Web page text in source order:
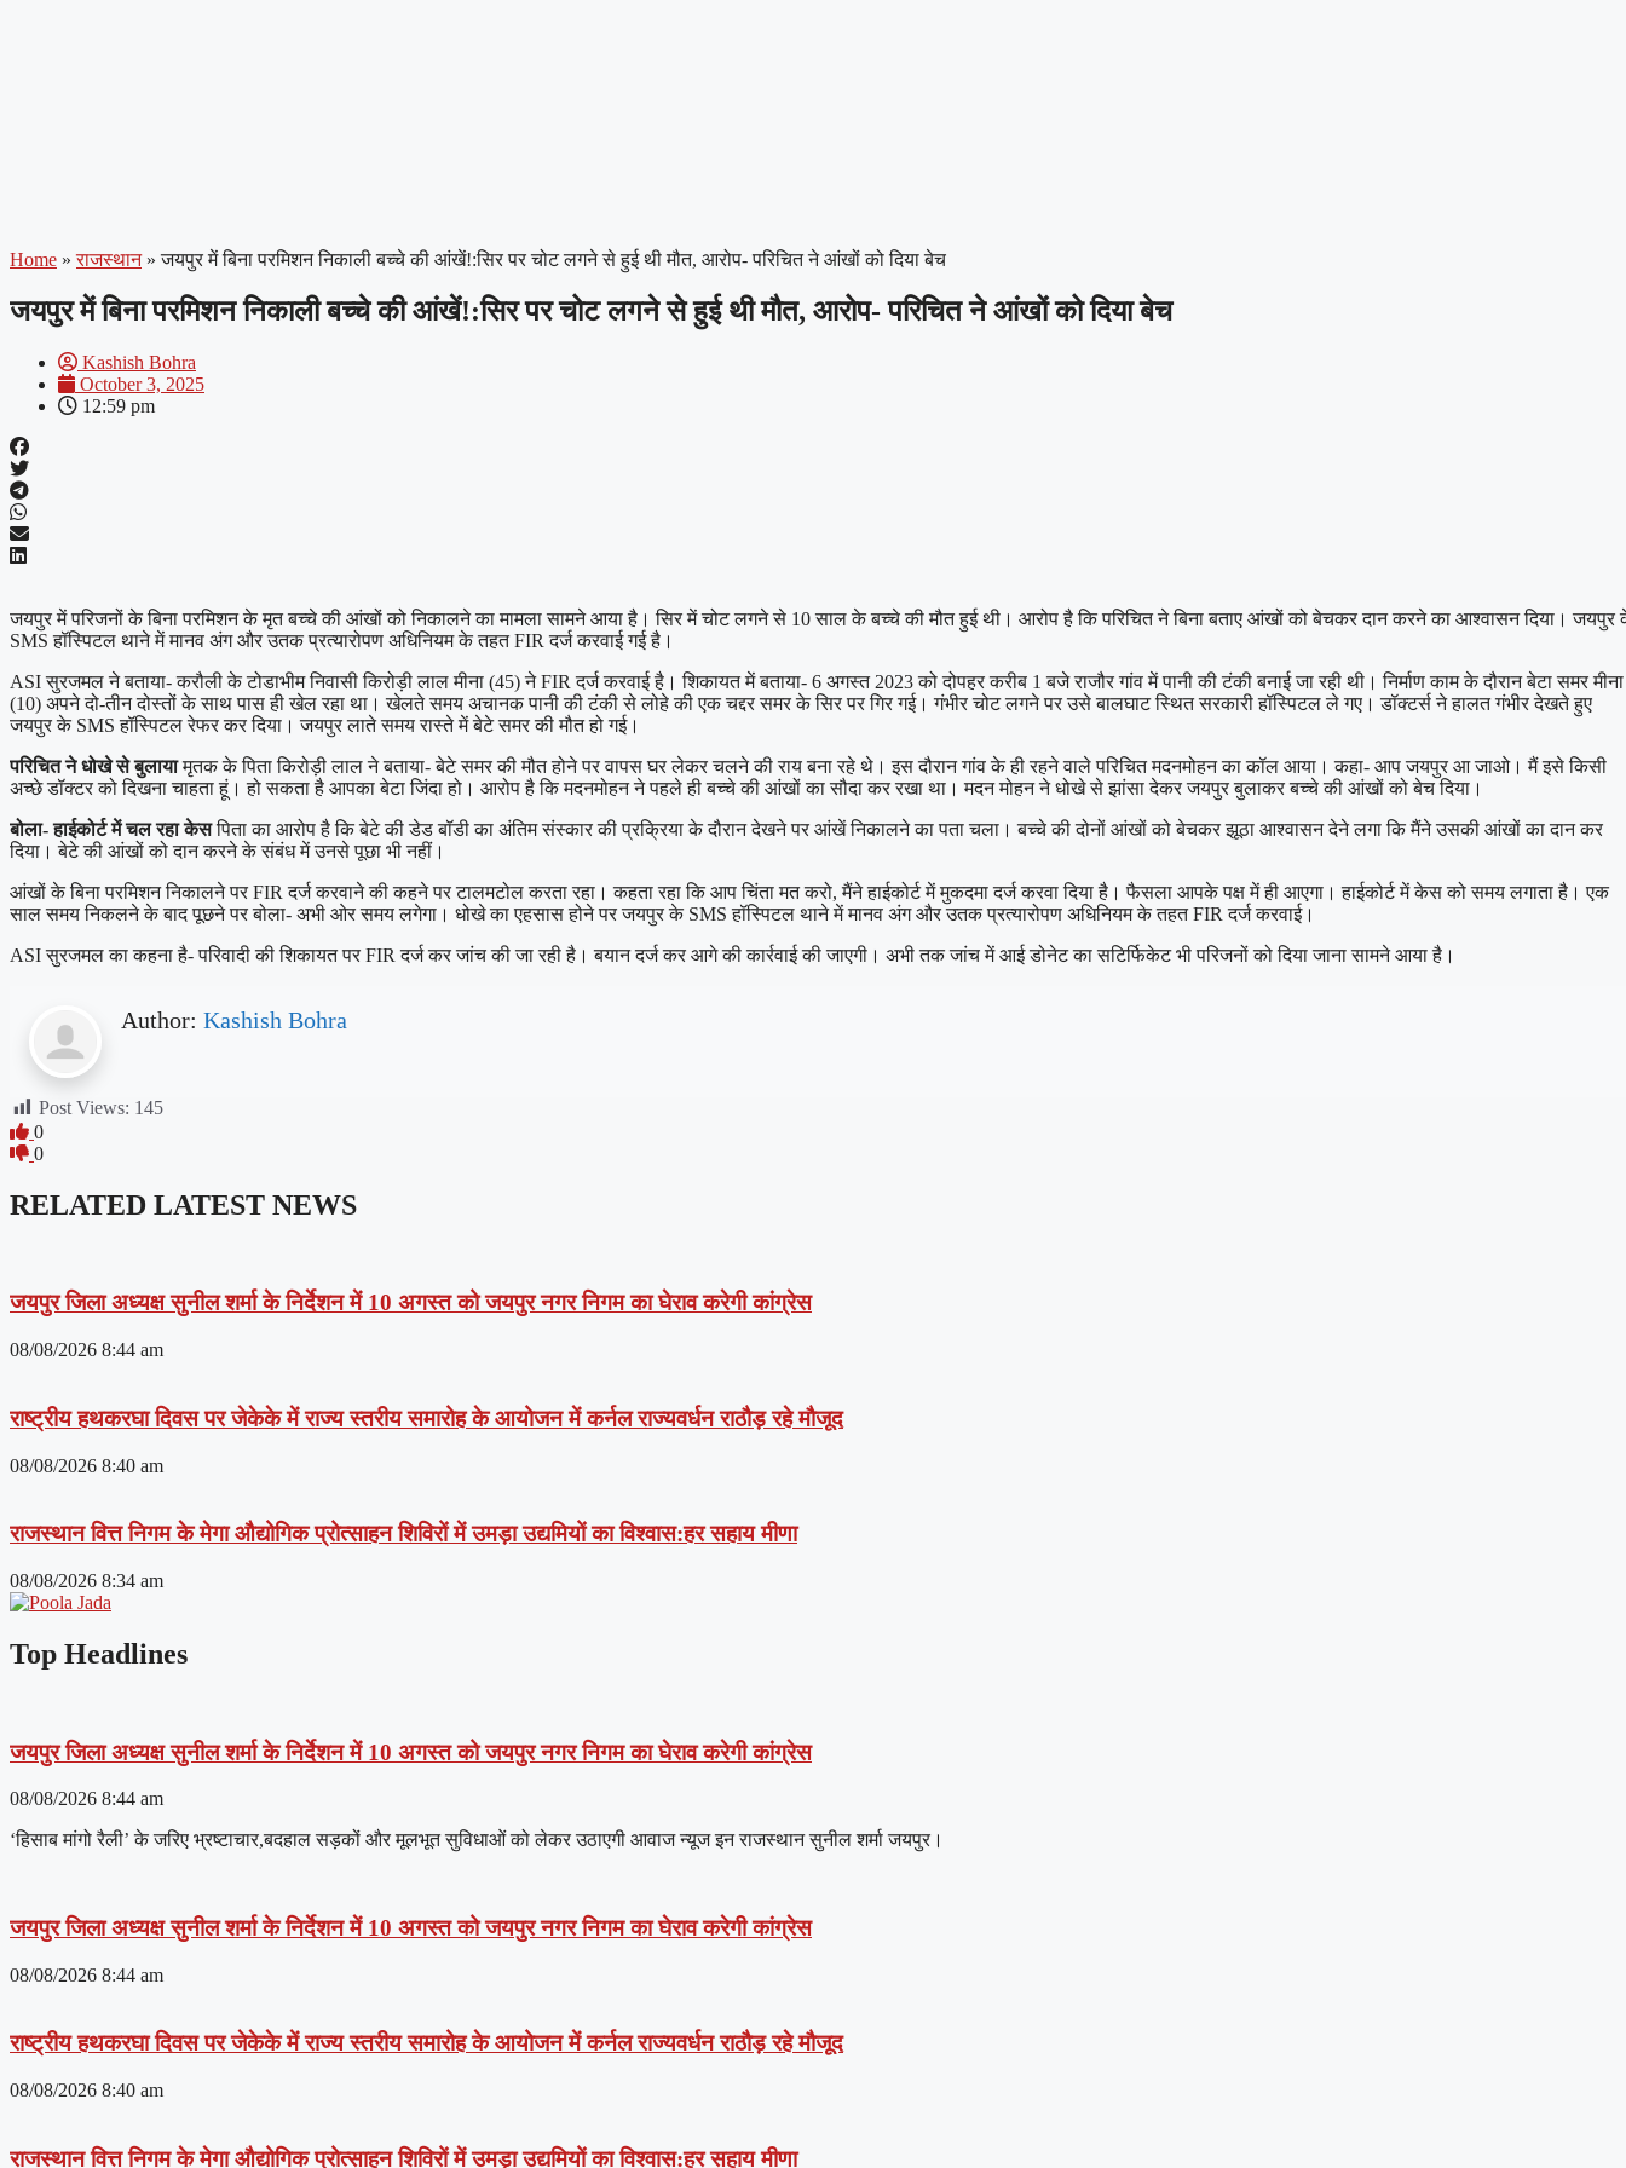
Home » राजस्थान » जयपुर में बिना परमिशन निकाली बच्चे की आंखें!:सिर पर चोट लगने से हुई थी मौत, आरोप- परिचित ने आंखों को दिया बेच
जयपुर में बिना परमिशन निकाली बच्चे की आंखें!:सिर पर चोट लगने से हुई थी मौत, आरोप- परिचित ने आंखों को दिया बेच
Kashish Bohra
October 3, 2025
12:59 pm
जयपुर में परिजनों के बिना परमिशन के मृत बच्चे की आंखों को निकालने का मामला सामने आया है। सिर में चोट लगने से 10 साल के बच्चे की मौत हुई थी। आरोप है कि परिचित ने बिना बताए आंखों को बेचकर दान करने का आश्वासन दिया। जयपुर
SMS हॉस्पिटल थाने में मानव अंग और उतक प्रत्यारोपण अधिनियम के तहत FIR दर्ज करवाई गई है।
ASI सुरजमल ने बताया- करौली के टोडाभीम निवासी किरोड़ी लाल मीना (45) ने FIR दर्ज करवाई है। शिकायत में बताया- 6 अगस्त 2023 को दोपहर करीब 1 बजे राजौर गांव में पानी की टंकी बनाई जा रही थी। निर्माण काम के दौरान बेटा समर मीना
(10) अपने दो-तीन दोस्तों के साथ पास ही खेल रहा था। खेलते समय अचानक पानी की टंकी से लोहे की एक चद्दर समर के सिर पर गिर गई। गंभीर चोट लगने पर उसे बालघाट स्थित सरकारी हॉस्पिटल ले गए। डॉक्टर्स ने हालत गंभीर देखते हुए
जयपुर के SMS हॉस्पिटल रेफर कर दिया। जयपुर लाते समय रास्ते में बेटे समर की मौत हो गई।
परिचित ने धोखे से बुलायामृतक के पिता किरोड़ी लाल ने बताया- बेटे समर की मौत होने पर वापस घर लेकर चलने की राय बना रहे थे। इस दौरान गांव के ही रहने वाले परिचित मदनमोहन का कॉल आया। कहा- आप जयपुर आ जाओ। मैं इसे किसी
अच्छे डॉक्टर को दिखना चाहता हूं। हो सकता है आपका बेटा जिंदा हो। आरोप है कि मदनमोहन ने पहले ही बच्चे की आंखों का सौदा कर रखा था। मदन मोहन ने धोखे से झांसा देकर जयपुर बुलाकर बच्चे की आंखों को बेच दिया।
बोला- हाईकोर्ट में चल रहा केसपिता का आरोप है कि बेटे की डेड बॉडी का अंतिम संस्कार की प्रक्रिया के दौरान देखने पर आंखें निकालने का पता चला। बच्चे की दोनों आंखों को बेचकर झूठा आश्वासन देने लगा कि मैंने उसकी आंखों का दान कर
दिया। बेटे की आंखों को दान करने के संबंध में उनसे पूछा भी नहीं।
आंखों के बिना परमिशन निकालने पर FIR दर्ज करवाने की कहने पर टालमटोल करता रहा। कहता रहा कि आप चिंता मत करो, मैंने हाईकोर्ट में मुकदमा दर्ज करवा दिया है। फैसला आपके पक्ष में ही आएगा। हाईकोर्ट में केस को समय लगाता है। एक
साल समय निकलने के बाद पूछने पर बोला- अभी ओर समय लगेगा। धोखे का एहसास होने पर जयपुर के SMS हॉस्पिटल थाने में मानव अंग और उतक प्रत्यारोपण अधिनियम के तहत FIR दर्ज करवाई।
ASI सुरजमल का कहना है- परिवादी की शिकायत पर FIR दर्ज कर जांच की जा रही है। बयान दर्ज कर आगे की कार्रवाई की जाएगी। अभी तक जांच में आई डोनेट का सटिर्फिकेट भी परिजनों को दिया जाना सामने आया है।
Author: Kashish Bohra
Post Views: 145
0
0
RELATED LATEST NEWS
जयपुर जिला अध्यक्ष सुनील शर्मा के निर्देशन में 10 अगस्त को जयपुर नगर निगम का घेराव करेगी कांग्रेस
08/08/2026 8:44 am
राष्ट्रीय हथकरघा दिवस पर जेकेके में राज्य स्तरीय समारोह के आयोजन में कर्नल राज्यवर्धन राठौड़ रहे मौजूद
08/08/2026 8:40 am
राजस्थान वित्त निगम के मेगा औद्योगिक प्रोत्साहन शिविरों में उमड़ा उद्यमियों का विश्वास:हर सहाय मीणा
08/08/2026 8:34 am
Top Headlines
जयपुर जिला अध्यक्ष सुनील शर्मा के निर्देशन में 10 अगस्त को जयपुर नगर निगम का घेराव करेगी कांग्रेस
08/08/2026 8:44 am
‘हिसाब मांगो रैली’ के जरिए भ्रष्टाचार,बदहाल सड़कों और मूलभूत सुविधाओं को लेकर उठाएगी आवाज न्यूज इन राजस्थान सुनील शर्मा जयपुर।
जयपुर जिला अध्यक्ष सुनील शर्मा के निर्देशन में 10 अगस्त को जयपुर नगर निगम का घेराव करेगी कांग्रेस
08/08/2026 8:44 am
राष्ट्रीय हथकरघा दिवस पर जेकेके में राज्य स्तरीय समारोह के आयोजन में कर्नल राज्यवर्धन राठौड़ रहे मौजूद
08/08/2026 8:40 am
राजस्थान वित्त निगम के मेगा औद्योगिक प्रोत्साहन शिविरों में उमड़ा उद्यमियों का विश्वास:हर सहाय मीणा